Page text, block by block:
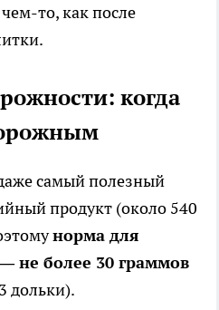
то, как после
когда
самый полезный
продукт (около 540
норма для
не более 30 граммов
дольки).